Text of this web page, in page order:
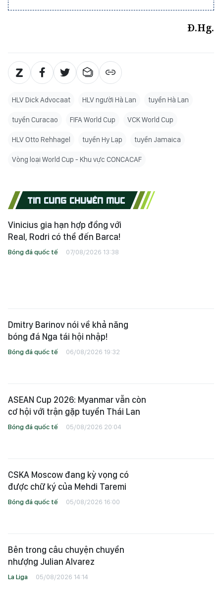
Đ.Hg.
HLV Dick Advocaat HLV người Hà Lan tuyển Hà Lan
tuyển Curacao FIFA World Cup VCK World Cup
HLV Otto Rehhagel tuyển Hy Lạp tuyển Jamaica
Vòng loại World Cup - Khu vực CONCACAF
TIN CÙNG CHUYÊN MỤC
Vinicius gia hạn hợp đồng với
Real, Rodri có thể đến Barca!
Bóng đá quốc tế 07/08/2026 13:38
Dmitry Barinov nói về khả năng
bóng đá Nga tái hội nhập!
Bóng đá quốc tế 06/08/2026 19:32
ASEAN Cup 2026: Myanmar vẫn còn
cơ hội với trận gặp tuyển Thái Lan
Bóng đá quốc tế 05/08/2026 20:04
CSKA Moscow đang kỳ vọng có
được chữ ký của Mehdi Taremi
Bóng đá quốc tế 05/08/2026 16:00
Bên trong câu chuyện chuyển
nhượng Julian Alvarez
La Liga 05/08/2026 14:14